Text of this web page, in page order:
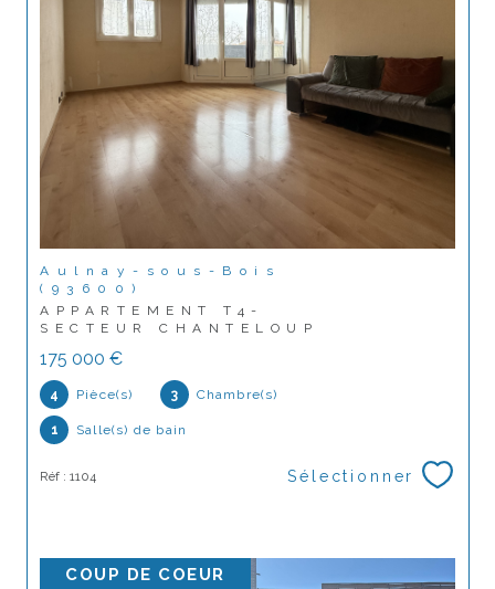
Aulnay-sous-Bois
(93600)
APPARTEMENT T4-
SECTEUR CHANTELOUP
175 000 €
4 Pièce(s) 3 Chambre(s)
1 Salle(s) de bain
Réf : 1104 Sélectionner
COUP DE COEUR